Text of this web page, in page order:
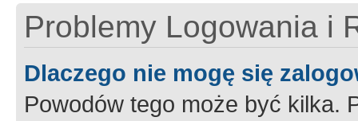
Problemy Logowania i
Dlaczego nie mogę się
Powodów tego może być kilka.